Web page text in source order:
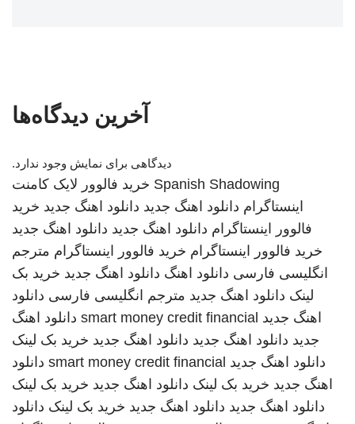
آخرین دیدگاه‌ها
دیدگاهی برای نمایش وجود ندارد.
Spanish Shadowing خرید فالوور لایک کامنت
اینستاگرام دانلود اهنگ جدید دانلود اهنگ جدید خرید
فالوور اینستاگرام دانلود اهنگ جدید دانلود اهنگ جدید
خرید فالوور اینستاگرام خرید فالوور اینستاگرام مترجم
انگلیسی فارسی دانلود اهنگ دانلود اهنگ جدید خرید بک
لینک دانلود اهنگ جدید مترجم انگلیسی فارسی دانلود
اهنگ جدید smart money credit financial دانلود اهنگ
جدید دانلود اهنگ جدید دانلود اهنگ جدید خرید بک لینک
دانلود اهنگ جدید smart money credit financial دانلود
اهنگ جدید خرید بک لینک دانلود اهنگ جدید خرید بک لینک
دانلود اهنگ جدید دانلود اهنگ جدید خرید بک لینک دانلود